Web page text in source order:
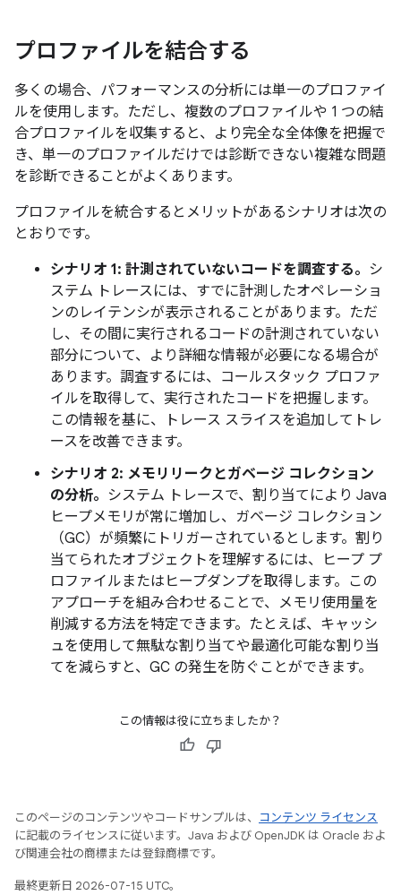
プロファイルを結合する
多くの場合、パフォーマンスの分析には単一のプロファイ
ルを使用します。ただし、複数のプロファイルや 1 つの結
合プロファイルを収集すると、より完全な全体像を把握で
き、単一のプロファイルだけでは診断できない複雑な問題
を診断できることがよくあります。
プロファイルを統合するとメリットがあるシナリオは次の
とおりです。
シナリオ 1: 計測されていないコードを調査する。 シ
ステム トレースには、すでに計測したオペレーショ
ンのレイテンシが表示されることがあります。ただ
し、その間に実行されるコードの計測されていない
部分について、より詳細な情報が必要になる場合が
あります。調査するには、コールスタック プロファ
イルを取得して、実行されたコードを把握します。
この情報を基に、トレース スライスを追加してトレ
ースを改善できます。
シナリオ 2: メモリリークとガベージ コレクション
の分析。 システム トレースで、割り当てにより Java
ヒープメモリが常に増加し、ガベージ コレクション
（GC）が頻繁にトリガーされているとします。割り
当てられたオブジェクトを理解するには、ヒープ プ
ロファイルまたはヒープダンプを取得します。この
アプローチを組み合わせることで、メモリ使用量を
削減する方法を特定できます。たとえば、キャッシ
ュを使用して無駄な割り当てや最適化可能な割り当
てを減らすと、GC の発生を防ぐことができます。
この情報は役に立ちましたか？
このページのコンテンツやコードサンプルは、
コンテンツ ライセンス
に記載のライセンスに従います。Java および OpenJDK は Oracle およ
び関連会社の商標または登録商標です。
最終更新日 2026-07-15 UTC。